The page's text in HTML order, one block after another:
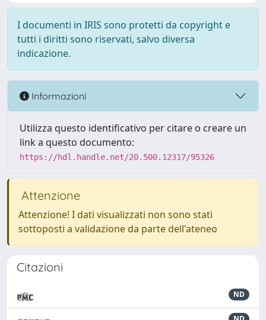
I documenti in IRIS sono protetti da copyright e
tutti i diritti sono riservati, salvo diversa
indicazione.
Informazioni
Utilizza questo identificativo per citare o creare un
link a questo documento:
https://hdl.handle.net/20.500.12317/95326
Attenzione
Attenzione! I dati visualizzati non sono stati
sottoposti a validazione da parte dell'ateneo
Citazioni
ND